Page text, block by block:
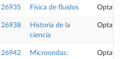
26935 Física de fluidos
26938
Historia de la
ciencia
26942
Microondas: